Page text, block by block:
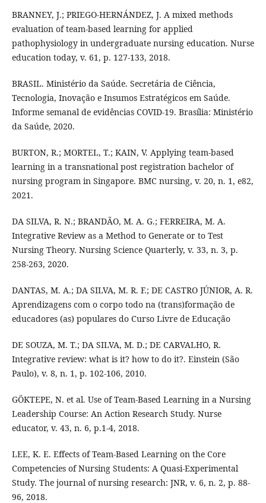
BRANNEY, J.; PRIEGO-HERNÁNDEZ, J. A mixed methods
evaluation of team-based learning for applied
pathophysiology in undergraduate nursing education. Nurse
education today, v. 61, p. 127-133, 2018.
BRASIL. Ministério da Saúde. Secretária de Ciência,
Tecnologia, Inovação e Insumos Estratégicos em Saúde.
Informe semanal de evidências COVID-19. Brasília: Ministério
da Saúde, 2020.
BURTON, R.; MORTEL, T.; KAIN, V. Applying team-based
learning in a transnational post registration bachelor of
nursing program in Singapore. BMC nursing, v. 20, n. 1, e82,
2021.
DA SILVA, R. N.; BRANDÃO, M. A. G.; FERREIRA, M. A.
Integrative Review as a Method to Generate or to Test
Nursing Theory. Nursing Science Quarterly, v. 33, n. 3, p.
258-263, 2020.
DANTAS, M. A.; DA SILVA, M. R. F.; DE CASTRO JÚNIOR, A. R.
Aprendizagens com o corpo todo na (trans)formação de
educadores (as) populares do Curso Livre de Educação
DE SOUZA, M. T.; DA SILVA, M. D.; DE CARVALHO, R.
Integrative review: what is it? how to do it?. Einstein (São
Paulo), v. 8, n. 1, p. 102-106, 2010.
GÖKTEPE, N. et al. Use of Team-Based Learning in a Nursing
Leadership Course: An Action Research Study. Nurse
educator, v. 43, n. 6, p.1-4, 2018.
LEE, K. E. Effects of Team-Based Learning on the Core
Competencies of Nursing Students: A Quasi-Experimental
Study. The journal of nursing research: JNR, v. 6, n. 2, p. 88-
96, 2018.